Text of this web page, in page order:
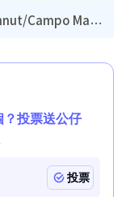
開倉優惠｜銅鑼灣時代廣場Doughnut/Campo Marzio開倉低至1折！背囊、書包、手袋劈價$200起